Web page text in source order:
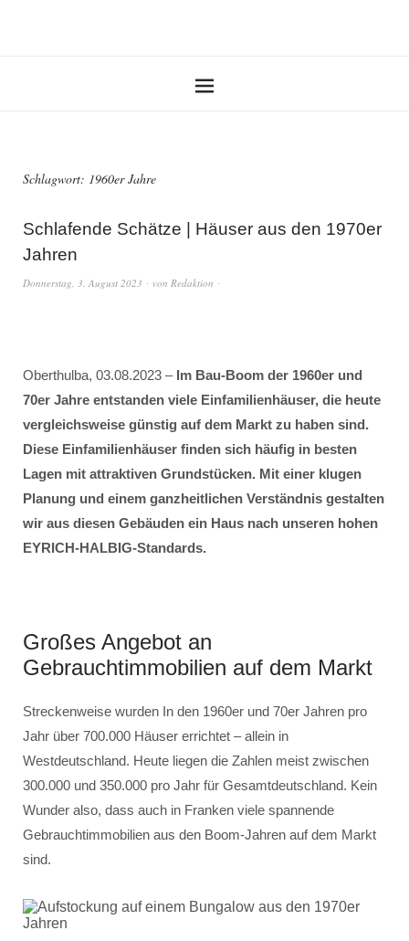
Schlagwort: 1960er Jahre
Schlafende Schätze | Häuser aus den 1970er
Jahren
Donnerstag, 3. August 2023 von Redaktion
Oberthulba, 03.08.2023 – Im Bau-Boom der 1960er und
70er Jahre entstanden viele Einfamilienhäuser, die heute
vergleichsweise günstig auf dem Markt zu haben sind.
Diese Einfamilienhäuser finden sich häufig in besten
Lagen mit attraktiven Grundstücken. Mit einer klugen
Planung und einem ganzheitlichen Verständnis gestalten
wir aus diesen Gebäuden ein Haus nach unseren hohen
EYRICH-HALBIG-Standards.
Großes Angebot an
Gebrauchtimmobilien auf dem Markt
Streckenweise wurden In den 1960er und 70er Jahren pro
Jahr über 700.000 Häuser errichtet – allein in
Westdeutschland. Heute liegen die Zahlen meist zwischen
300.000 und 350.000 pro Jahr für Gesamtdeutschland. Kein
Wunder also, dass auch in Franken viele spannende
Gebrauchtimmobilien aus den Boom-Jahren auf dem Markt
sind.